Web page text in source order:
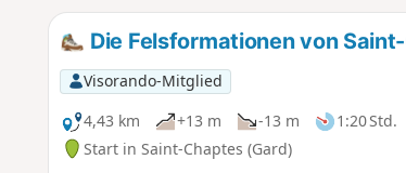
Die Felsformationen von
Visorando-Mitglied
4,43 km
+13 m -13 m 1:20 Std.
Start in Saint-Chaptes (Gard)